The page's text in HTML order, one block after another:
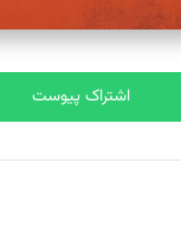
اشتراک پیوست